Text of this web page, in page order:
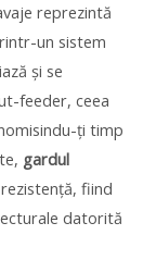
reprezintă
un sistem
și se
feeder, ceea
ți timp
gardul
fiind
datorită